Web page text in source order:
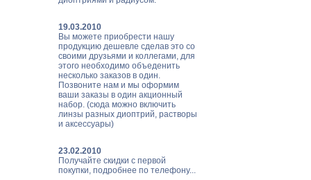
19.03.2010
Вы можете приобрести нашу
продукцию дешевле сделав это со
своими друзьями и коллегами, для
этого необходимо объеденить
несколько заказов в один.
Позвоните нам и мы оформим
ваши заказы в один акционный
набор. (сюда можно включить
линзы разных диоптрий, растворы
и аксессуары)
23.02.2010
Получайте скидки с первой
покупки, подробнее по телефону...